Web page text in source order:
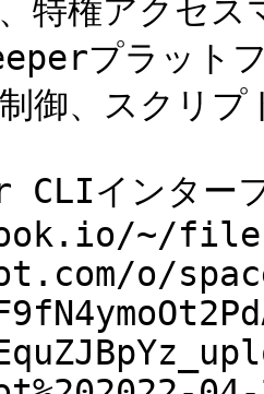
特権アクセ
プラット
御、スクリプ
CLIインタ
~/
o/